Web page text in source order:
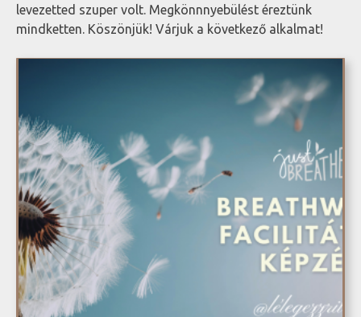
levezetted szuper volt. Megkönnnyebülést éreztünk
mindketten. Köszönjük! Várjuk a következő alkalmat!